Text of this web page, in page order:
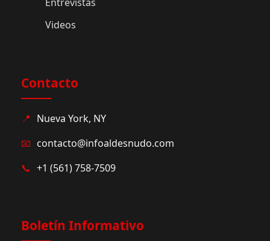
Videos
Contacto
📍 Nueva York, NY
📧 contacto@infoaldesnudo.com
📞 +1 (561) 758-7509
Boletín Informativo